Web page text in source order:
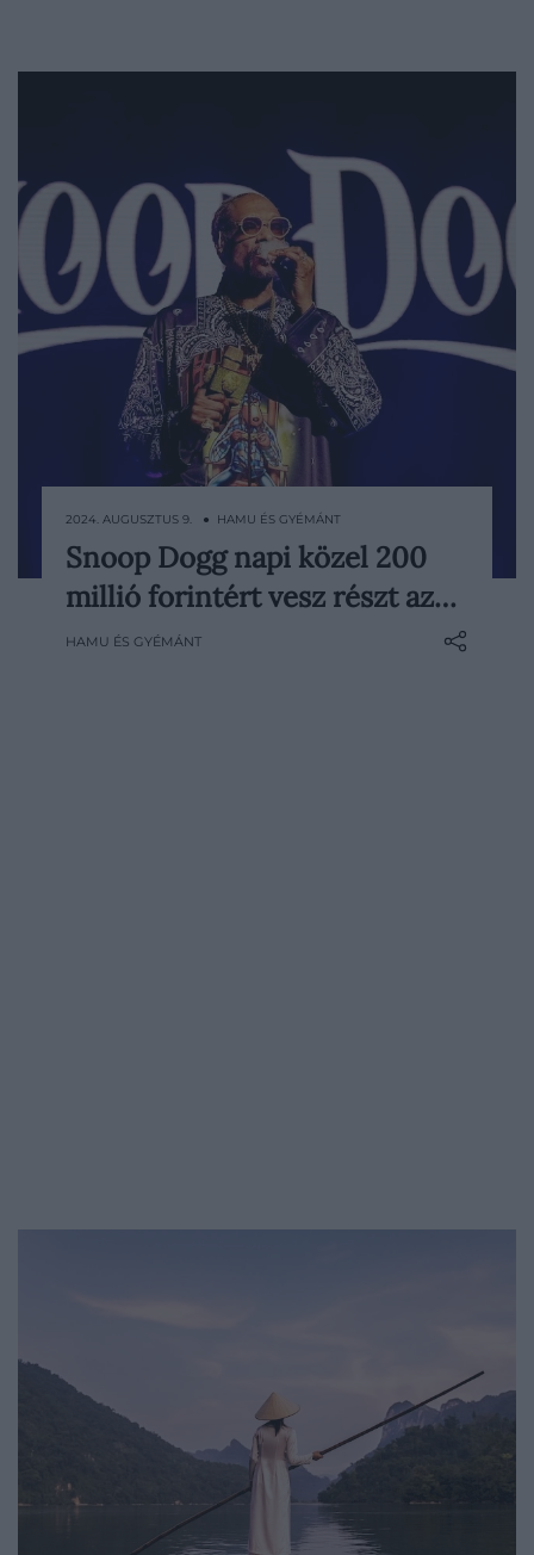
Sokak szerint Snoop Dogg a párizsi
olimpia igazi nyertese – az NBC-nél
2024. AUGUSZTUS 9. ● HAMU ÉS GYÉMÁNT
Snoop Dogg napi közel 200
millió forintért vesz részt az…
HAMU ÉS GYÉMÁNT